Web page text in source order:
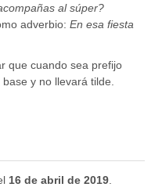
al súper?
adverbio:En esa fiesta
que cuando sea prefijo
y no llevará tilde.
16 de abril de 2019